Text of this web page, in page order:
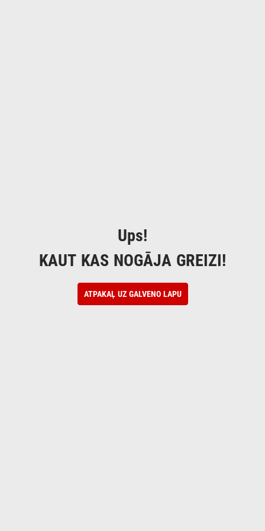
Ups!
KAUT KAS NOGĀJA GREIZI!
ATPAKAĻ UZ GALVENO LAPU